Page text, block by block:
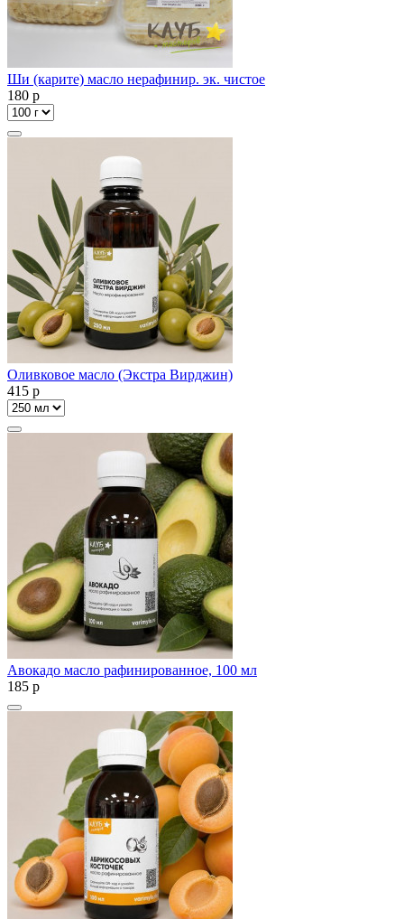
Ши (карите) масло нерафинир. эк. чистое
180 p
Оливковое масло (Экстра Вирджин)
415 p
Авокадо масло рафинированное, 100 мл
185 p